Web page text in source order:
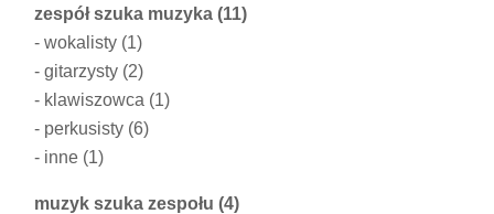
zespół szuka muzyka (11)
-wokalisty (1)
-gitarzysty (2)
- klawiszowca (1)
- perkusisty (6)
- inne (1)
muzyk szuka zespołu (4)